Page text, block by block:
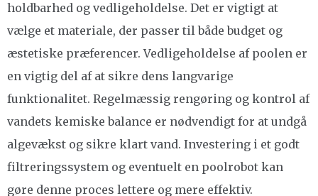
holdbarhed og vedligeholdelse. Det er vigtigt at
vælge et materiale, der passer til både budget og
æstetiske præferencer. Vedligeholdelse af poolen er
en vigtig del af at sikre dens langvarige
funktionalitet. Regelmæssig rengøring og kontrol af
vandets kemiske balance er nødvendigt for at undgå
algevækst og sikre klart vand. Investering i et godt
filtreringssystem og eventuelt en poolrobot kan
gøre denne proces lettere og mere effektiv.